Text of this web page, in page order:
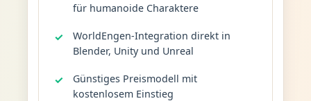
für humanoide Charaktere
WorldEngen-Integration direkt in
Blender, Unity und Unreal
Günstiges Preismodell mit
kostenlosem Einstieg